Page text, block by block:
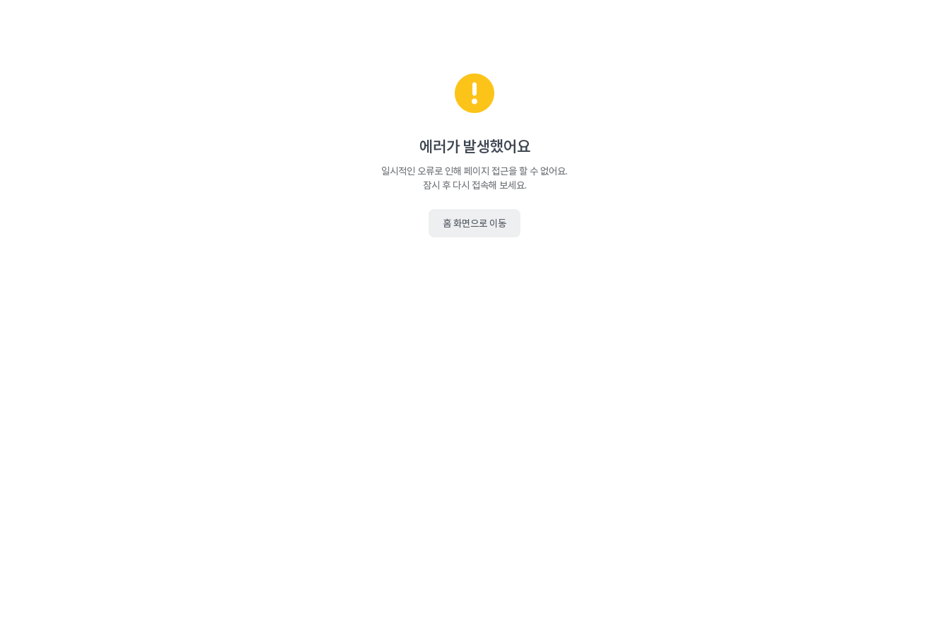
에러가 발생했어요
일시적인 오류로 인해 페이지 접근을 할 수 없어요.
잠시 후 다시 접속해 보세요.
홈 화면으로 이동